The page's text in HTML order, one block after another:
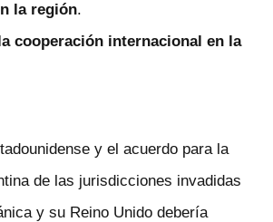
la región.
cooperación internacional en la
y el acuerdo para la
de las jurisdicciones invadidas
y su Reino Unido debería